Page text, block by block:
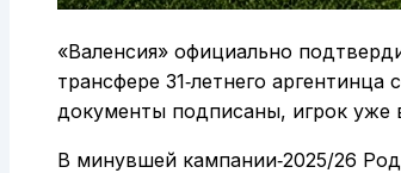
«Валенсия» официально
трансфере 31‑летнего
документы подписаны, игрок уже
В минувшей кампании‑2025/26